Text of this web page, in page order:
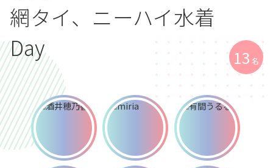
網タイ、ニーハイ水着
Day
13 名